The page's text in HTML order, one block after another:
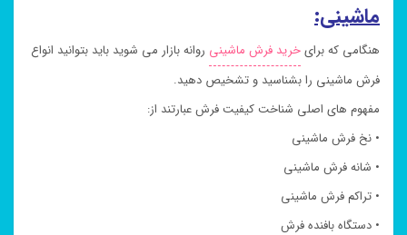
ماشینی:
هنگامی که برایخرید فرش ماشینی روانه بازار می شوید باید بتوانید انواع
فرش ماشینی را بشناسید و تشخیص دهید.
مفهوم های اصلی شناخت کیفیت فرش عبارتند از:
• نخ فرش ماشینی
• شانه فرش ماشینی
• تراکم فرش ماشینی
• دستگاه بافنده فرش